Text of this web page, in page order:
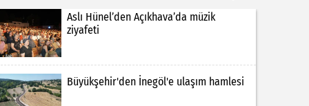
Aslı Hünel’den Açıkhava’da müzik
ziyafeti
Büyükşehir'den İnegöl'e ulaşım hamlesi